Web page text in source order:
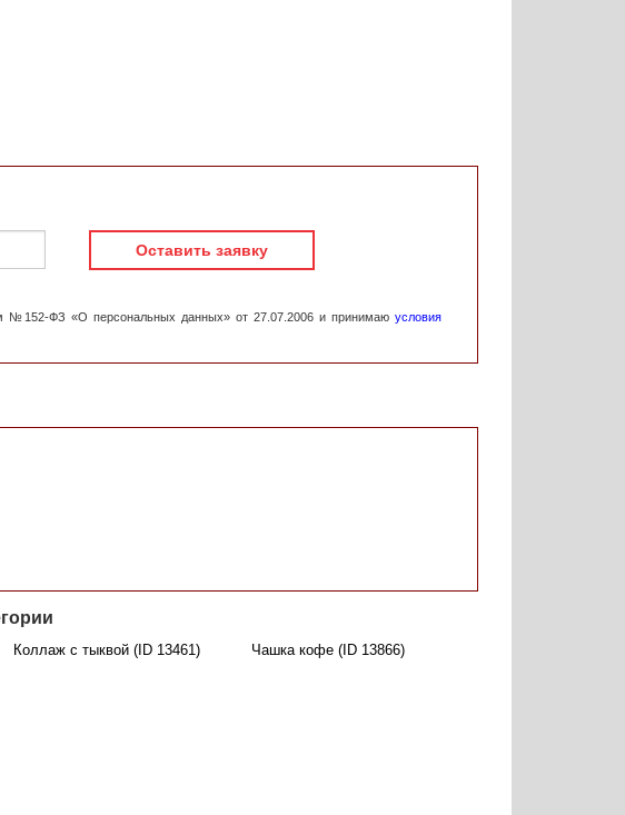
Оставить заявку
№152-ФЗ «О персональных данных» от 27.07.2006 и принимаю условия
Коллаж с тыквой (ID 13461) Чашка кофе (ID 13866)